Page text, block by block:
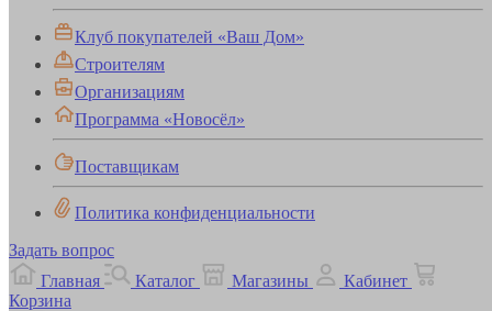
Клуб покупателей «Ваш Дом»
Строителям
Организациям
Программа «Новосёл»
Поставщикам
Политика конфиденциальности
Задать вопрос
Главная
Каталог Магазины
Кабинет
Корзина